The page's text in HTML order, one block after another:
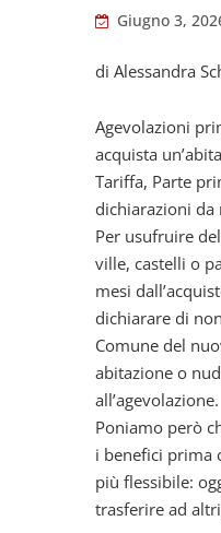
Giugno 3,
di Alessandra
Agevolazioni
acquista
Tariffa, Parte
dichiarazioni da
Per usufruire
ville, castelli o
mesi
dichiarare di
Comune del
abitazione o
all’agevolazione.
Poniamo però
i benefici prima
più flessibile:
trasferire ad